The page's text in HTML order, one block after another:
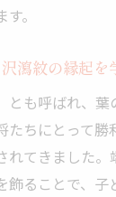
。
瀉紋の縁起を
とも呼ばれ、葉
たちにとって勝
れてきました。
飾ることで、子